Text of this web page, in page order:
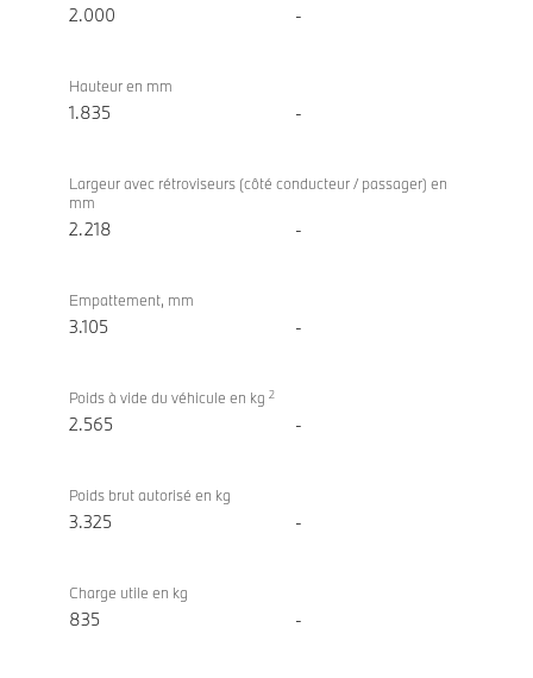
2.000 -
Hauteur en mm
1.835 -
Largeur avec rétroviseurs (côté conducteur / passager) en
mm
2.218 -
Empattement, mm
3.105 -
Poids à vide du véhicule en kg 2
2.565 -
Poids brut autorisé en kg
3.325 -
Charge utile en kg
835 -